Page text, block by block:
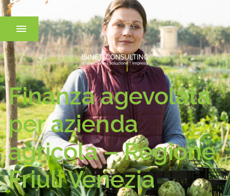
Finanza agevolata
per azienda
agricola – Regione
Friuli Venezia